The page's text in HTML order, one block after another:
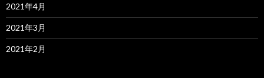
2021年4月
2021年3月
2021年2月